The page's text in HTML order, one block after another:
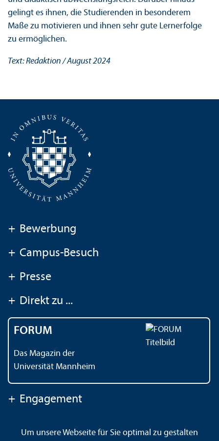
gelingt es ihnen, die Studierenden in besonderem
Maße zu motivieren und ihnen sehr gute Lernerfolge
zu ermöglichen.
Text: Redaktion / August 2024
+ Bewerbung
+ Campus-Besuch
+ Presse
+ Direkt zu ...
FORUM
Das Magazin der
Universität Mannheim
+ Engagement
Kontakt Impressum Datenschutz Barrierefreiheit
Um unsere Webseite für Sie optimal zu gestalten